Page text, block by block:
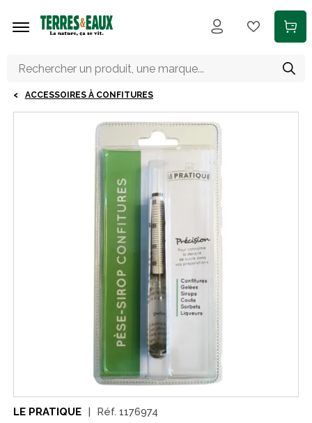
ACCESSOIRES À CONFITURES
LE PRATIQUE Réf. 1176974